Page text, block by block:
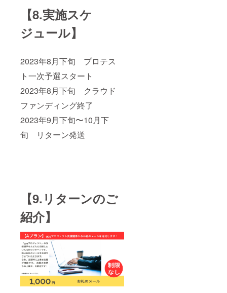
【8.実施スケ
ジュール】
2023年8月下旬 プロテス
ト一次予選スタート
2023年8月下旬 クラウド
ファンディング終了
2023年9月下旬〜10月下
旬 リターン発送
【9.リターンのご
紹介】